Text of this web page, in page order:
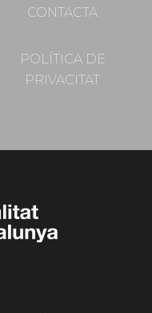
CONTACTA
POLÍTICA DE
PRIVACITAT